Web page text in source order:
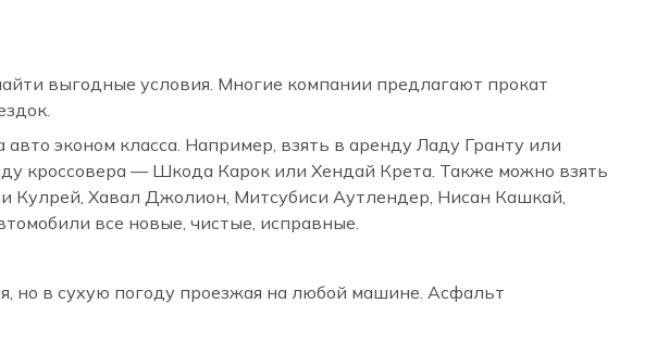
выгодные условия. Многие компании предлагают прокат
эконом класса. Например, взять в аренду Ладу Гранту или
кроссовера — Шкода Карок или Хендай Крета. Также можно взять
Хавал Джолион, Митсубиси Аутлендер, Нисан Кашкай,
все новые, чистые, исправные.
но в сухую погоду проезжая на любой машине. Асфальт